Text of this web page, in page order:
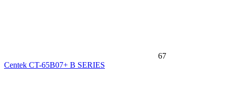
67
Centek CT-65B07+ B SERIES